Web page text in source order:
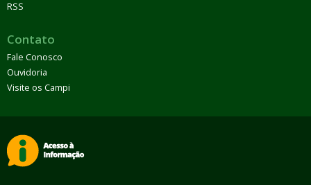
RSS
Contato
Fale Conosco
Ouvidoria
Visite os Campi